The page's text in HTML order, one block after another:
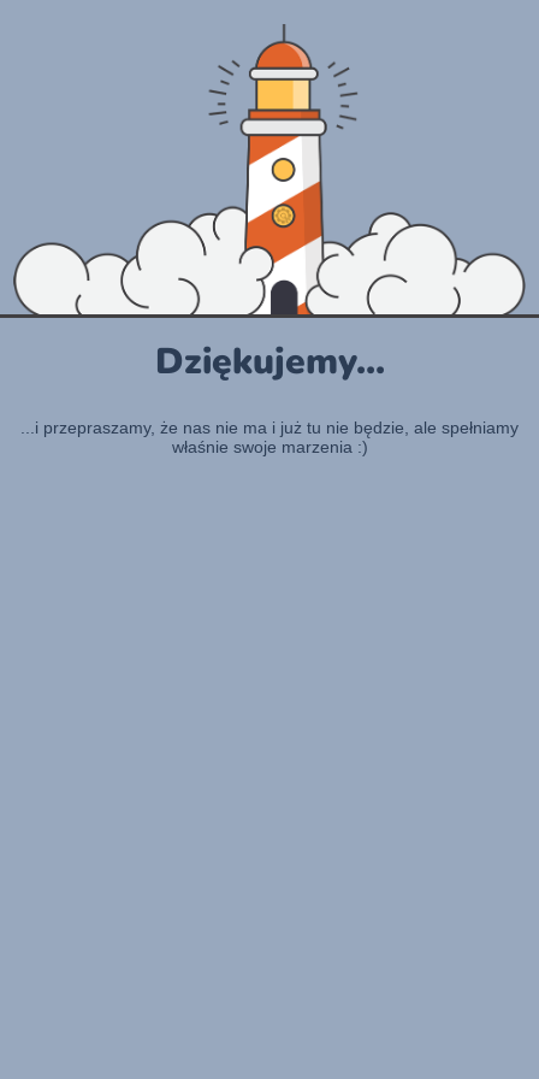
Dziękujemy...
...i przepraszamy, że nas nie ma i już tu nie będzie, ale spełniamy
właśnie swoje marzenia :)